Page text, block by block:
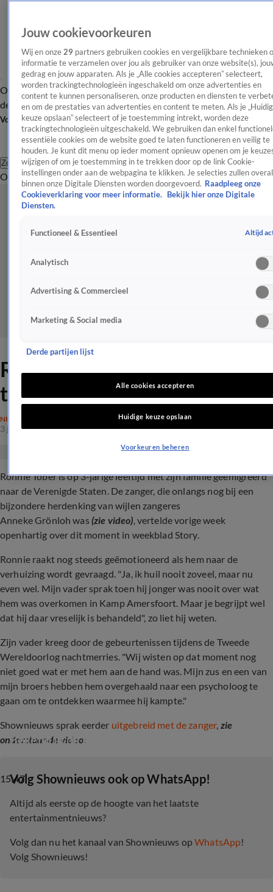
OverzichtAfleveringen Entertainment TV Algemeen
Tip
de redactieNieuwsbrief
Volg Shownieuws
Zoeken
OverzichtEntertainmentSpraakmakendRealityCrimeVideo's
Ronnie Tober in tranen
tijdens interview
NIEUWS
3 juli 2024, 15:56
Ronnie Tober is op 3-jarige leeftijd met zijn familie geëmigreerd
naar de Verenigde Staten. De zanger, die onlangs nog bij een
bijzondere herdenking van wijlen zangeres
Anneke Grönloh was (zie video), vertelde vorige week
openhartig over dit moment in weekblad Story.
Ronnie raakt nog steeds geëmotioneerd als hem naar de
verhuizing wordt gevraagd. "Ja, ik huil nooit zoveel, maar nu
even wel. Mijn vader sprak toen hij jonger was nooit over wat
hem was overkomen in Kamp Amersfoort. Maar je begrijpt wel
dat hij daar vreselijk is behandeld", zo liet hij weten.
Zijn vader kreeg door de gebeurtenissen tijdens de Tweede
Wereldoorlog nachtmerries. "Wij wisten op dat moment nog
niet goed wat er met hem aan de hand was. Mijn zus en een van
mijn broers hebben hem overgehaald naar een psycholoog te
gaan om te ontdekken waarmee hij kampte."
Shownieuws sprak eerder uitgebreid met de zanger, zie
onderstaande video:
15:47
Bekend in de buurt met Ronnie Tober
‎Volg Shownieuws ook op WhatsApp!
Altijd als eerste op de hoogte van het laatste
entertainmentnieuws?
Volg dan nu het kanaal van Shownieuws opWhatsApp!
Volg Shownieuws!
Jouw cookievoorkeuren
Wij en onze 29 partners gebruiken cookies en vergelijkbare technieken
informatie te verzamelen over jou als gebruiker van onze website(s),
gedrag en jouw apparaten. Als je „Alle cookies accepteren” selecteert,
worden trackingtechnologieën ingeschakeld om onze advertenties en
content te kunnen personaliseren, onze producten en diensten te
en om de prestaties van advertenties en content te meten. Als je
keuze opslaan” selecteert of je toestemming intrekt, worden deze
trackingtechnologieën uitgeschakeld. We gebruiken dan enkel
essentiële cookies om de website goed te laten functioneren en veilig te
houden. Je kunt dit menu op ieder moment opnieuw openen om je
wijzigen of om je toestemming in te trekken door op de link Cookie-
instellingen onder aan de webpagina te klikken. Je selecties zullen overal
binnen onze Digitale Diensten worden doorgevoerd. Raadpleeg onze
Cookieverklaring voor meer informatie.
Bekijk hier onze Digitale
Diensten.
Functioneel & Essentieel Altijd
Analytisch
Advertising & Commercieel
Marketing & Social media
Derde partijen lijst
Alle cookies accepteren
Huidige keuze opslaan
Voorkeuren beheren